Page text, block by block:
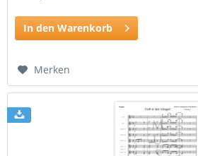
In den Warenkorb
Merken